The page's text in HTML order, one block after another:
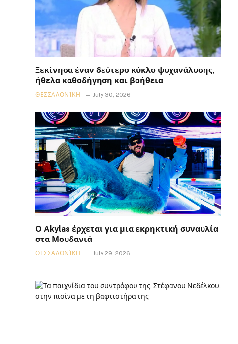
Ξεκίνησα έναν δεύτερο κύκλο ψυχανάλυσης,
ήθελα καθοδήγηση και βοήθεια
ΘΕΣΣΑΛΟΝΊΚΗ July 30, 2026
Ο Akylas έρχεται για μια εκρηκτική συναυλία
στα Μουδανιά
ΘΕΣΣΑΛΟΝΊΚΗ July 29, 2026